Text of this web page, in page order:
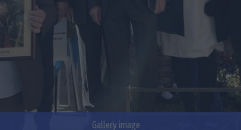
Gallery image